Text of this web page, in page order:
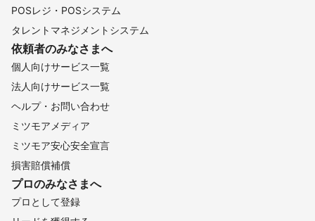
POSレジ・POSシステム
タレントマネジメントシステム
依頼者のみなさまへ
個人向けサービス一覧
法人向けサービス一覧
ヘルプ・お問い合わせ
ミツモアメディア
ミツモア安心安全宣言
損害賠償補償
プロのみなさまへ
プロとして登録